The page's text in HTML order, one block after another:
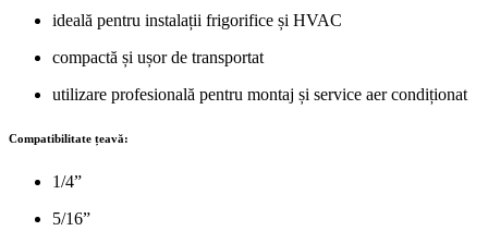
ideală pentru instalații frigorifice și HVAC
compactă și ușor de transportat
utilizare profesională pentru montaj și service aer condiționat
Compatibilitate țeavă:
1/4”
5/16”